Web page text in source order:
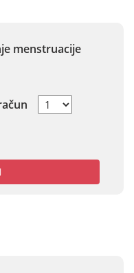
menstruacije